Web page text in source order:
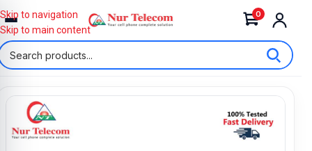
0
Skip to navigation
Skip to main content